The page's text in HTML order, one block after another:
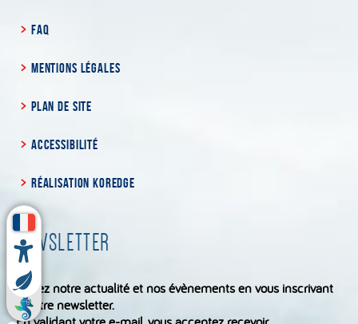
FAQ
MENTIONS LÉGALES
PLAN DE SITE
ACCESSIBILITÉ
RÉALISATION KOREDGE
NEWSLETTER
Suivez notre actualité et nos évènements en vous inscrivant
à notre newsletter.